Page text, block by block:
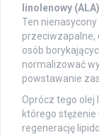
linolenowy (ALA)
Ten
przeciwzapalne,
osób
normalizować
powstawanie
Oprócz tego olej
którego stężenie
regenerację